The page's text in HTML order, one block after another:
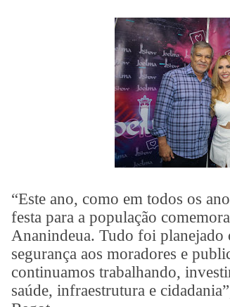
“Este ano, como em todos os
festa para a população
Ananindeua. Tudo foi
segurança aos moradores e
continuamos trabalhando,
saúde, infraestrutura e